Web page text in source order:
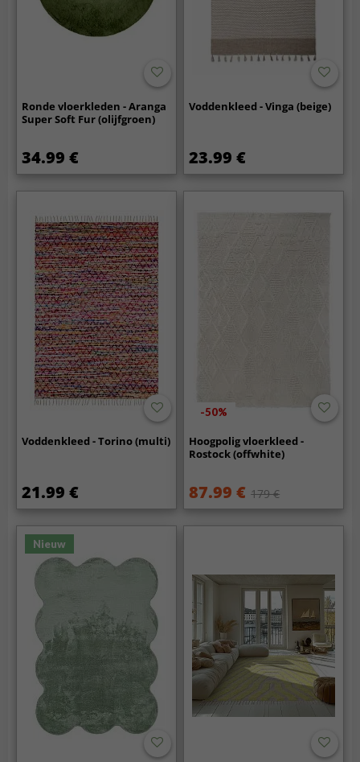
Ronde vloerkleden - Aranga
Super Soft Fur (olijfgroen)
34.99 €
Voddenkleed - Vinga (beige)
23.99 €
Voddenkleed - Torino (multi)
21.99 €
-50%
Hoogpolig vloerkleed -
Rostock (offwhite)
87.99 € 179 €
Nieuw